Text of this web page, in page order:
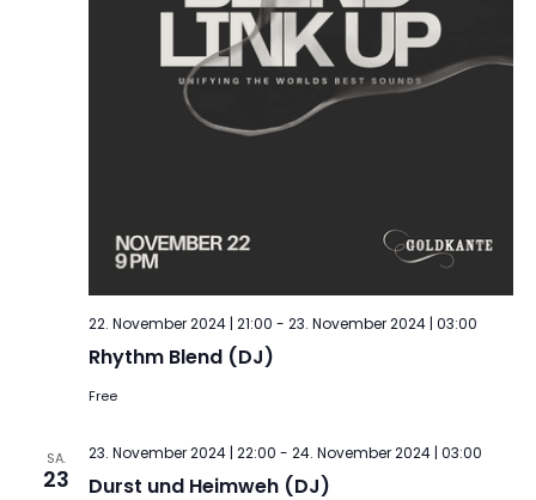
22. November 2024 | 21:00 - 23. November 2024 | 03:00
Rhythm Blend (DJ)
Free
SA.
23
23. November 2024 | 22:00 - 24. November 2024 | 03:00
Durst und Heimweh (DJ)